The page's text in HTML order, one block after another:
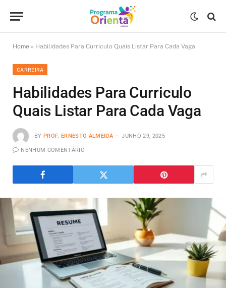
Home » Habilidades Para Curriculo Quais Listar Para Cada Vaga
CARREIRA
Habilidades Para Curriculo
Quais Listar Para Cada Vaga
BY PROF. ERNESTO ALMEIDA JUNHO 29, 2025
NENHUM COMENTÁRIO